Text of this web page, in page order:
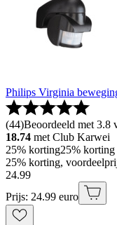
Philips Virginia
(44)Beoordeeld met 3.8
18.74 met Club Karwei
25% korting25% korting
25% korting,
24.99
Prijs: 24.99 euro